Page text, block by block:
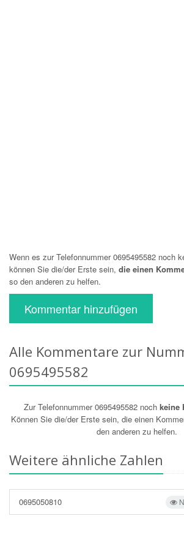
Wenn es zur Telefonnummer 0695495582 noch
können Sie die/der Erste sein, die einen
so den anderen zu helfen.
Kommentar hinzufügen
Alle Kommentare zur
0695495582
Zur Telefonnummer 0695495582 noch keine
Können Sie die/der Erste sein, die einen
den anderen zu helfen.
Weitere ähnliche Zahlen
0695050810